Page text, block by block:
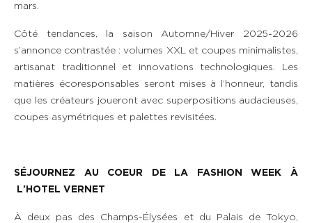
mars.
Côté tendances, la saison Automne/Hiver 2025-2026
s’annonce contrastée : volumes XXL et coupes minimalistes,
artisanat traditionnel et innovations technologiques. Les
matières écoresponsables seront mises à l’honneur, tandis
que les créateurs joueront avec superpositions audacieuses,
coupes asymétriques et palettes revisitées.
SÉJOURNEZ AU COEUR DE LA FASHION WEEK À​
L'HOTEL VERNET
À deux pas des Champs-Élysées et du Palais de Tokyo,